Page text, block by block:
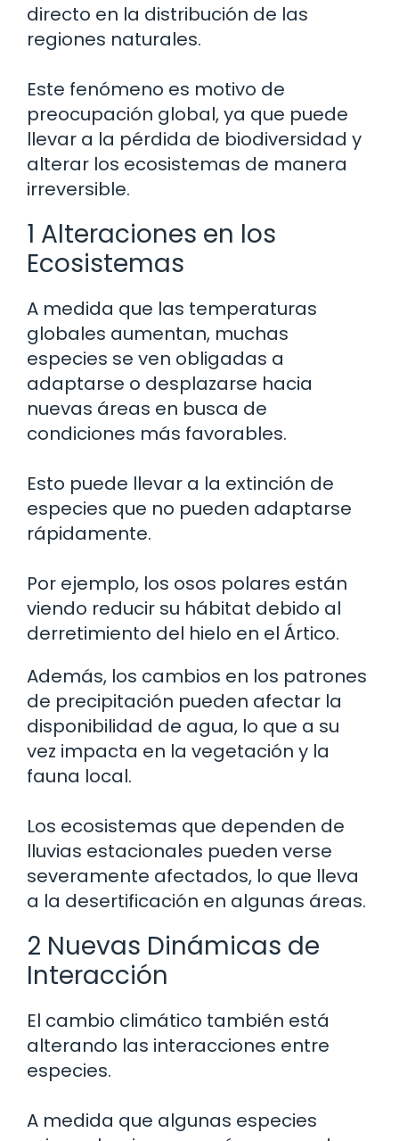
directo en la distribución de las
regiones naturales.
Este fenómeno es motivo de
preocupación global, ya que puede
llevar a la pérdida de biodiversidad y
alterar los ecosistemas de manera
irreversible.
1 Alteraciones en los
Ecosistemas
A medida que las temperaturas
globales aumentan, muchas
especies se ven obligadas a
adaptarse o desplazarse hacia
nuevas áreas en busca de
condiciones más favorables.
Esto puede llevar a la extinción de
especies que no pueden adaptarse
rápidamente.
Por ejemplo, los osos polares están
viendo reducir su hábitat debido al
derretimiento del hielo en el Ártico.
Además, los cambios en los patrones
de precipitación pueden afectar la
disponibilidad de agua, lo que a su
vez impacta en la vegetación y la
fauna local.
Los ecosistemas que dependen de
lluvias estacionales pueden verse
severamente afectados, lo que lleva
a la desertificación en algunas áreas.
2 Nuevas Dinámicas de
Interacción
El cambio climático también está
alterando las interacciones entre
especies.
A medida que algunas especies